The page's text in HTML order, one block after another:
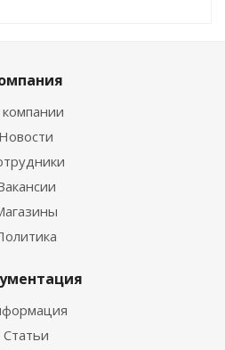
Новости
Статьи